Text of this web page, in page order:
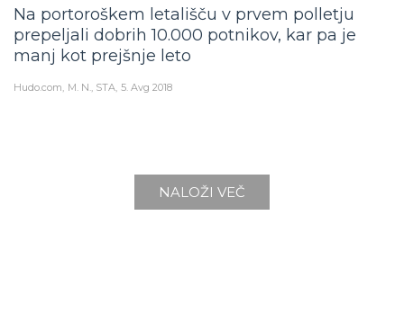
Na portoroškem letališču v prvem polletju
prepeljali dobrih 10.000 potnikov, kar pa je
manj kot prejšnje leto
Hudo.com M. N., STA 5. Avg 2018
NALOŽI VEČ